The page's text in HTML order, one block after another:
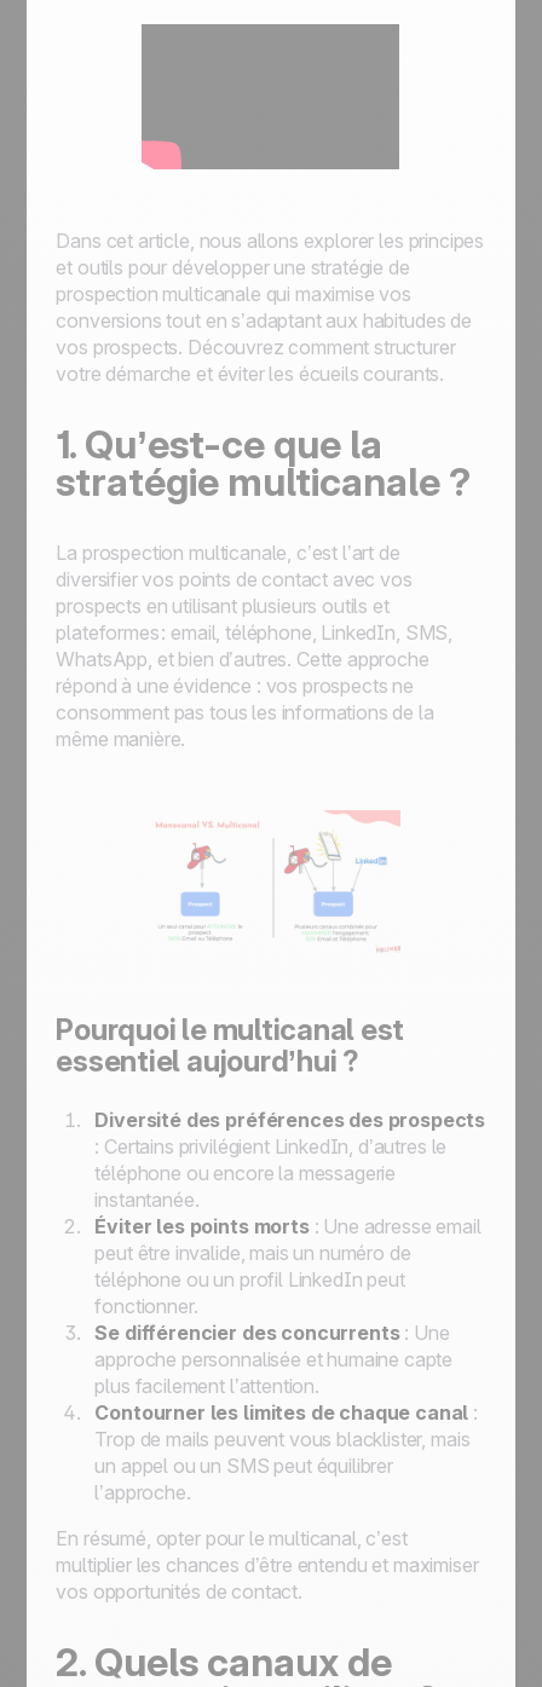
Dans cet article, nous allons explorer les principes
et outils pour développer une stratégie de
prospection multicanale qui maximise vos
conversions tout en s’adaptant aux habitudes de
vos prospects. Découvrez comment structurer
votre démarche et éviter les écueils courants.
1. Qu’est-ce que la
stratégie multicanale ?
La prospection multicanale, c’est l’art de
diversifier vos points de contact avec vos
prospects en utilisant plusieurs outils et
plateformes : email, téléphone, LinkedIn, SMS,
WhatsApp, et bien d’autres. Cette approche
répond à une évidence : vos prospects ne
consomment pas tous les informations de la
même manière.
Pourquoi le multicanal est
essentiel aujourd’hui ?
Diversité des préférences des prospects
: Certains privilégient LinkedIn, d’autres le
téléphone ou encore la messagerie
instantanée.
Éviter les points morts: Une adresse email
peut être invalide, mais un numéro de
téléphone ou un profil LinkedIn peut
fonctionner.
Se différencier des concurrents: Une
approche personnalisée et humaine capte
plus facilement l’attention.
Contourner les limites de chaque canal :
Trop de mails peuvent vous blacklister, mais
un appel ou un SMS peut équilibrer
l’approche.
En résumé, opter pour le multicanal, c’est
multiplier les chances d’être entendu et maximiser
vos opportunités de contact.
2. Quels canaux de